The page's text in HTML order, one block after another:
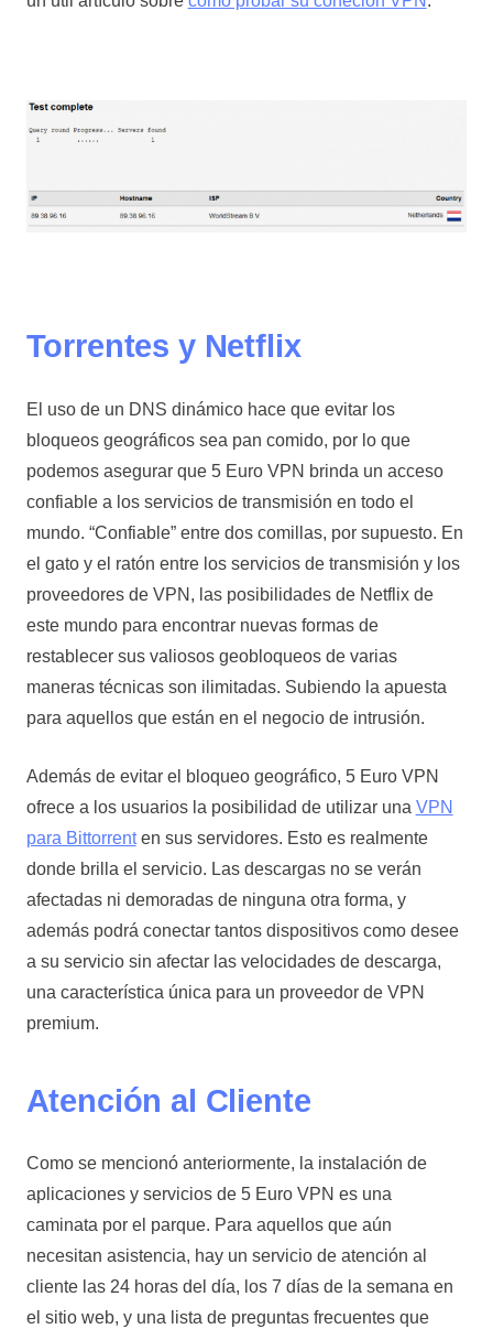
Torrentes y Netflix
El uso de un DNS dinámico hace que evitar los
bloqueos geográficos sea pan comido, por lo que
podemos asegurar que 5 Euro VPN brinda un acceso
confiable a los servicios de transmisión en todo el
mundo. “Confiable” entre dos comillas, por supuesto. En
el gato y el ratón entre los servicios de transmisión y los
proveedores de VPN, las posibilidades de Netflix de
este mundo para encontrar nuevas formas de
restablecer sus valiosos geobloqueos de varias
maneras técnicas son ilimitadas. Subiendo la apuesta
para aquellos que están en el negocio de intrusión.
Además de evitar el bloqueo geográfico, 5 Euro VPN
ofrece a los usuarios la posibilidad de utilizar una VPN
para Bittorrenten sus servidores. Esto es realmente
donde brilla el servicio. Las descargas no se verán
afectadas ni demoradas de ninguna otra forma, y
además podrá conectar tantos dispositivos como desee
a su servicio sin afectar las velocidades de descarga,
una característica única para un proveedor de VPN
premium.
Atención al Cliente
Como se mencionó anteriormente, la instalación de
aplicaciones y servicios de 5 Euro VPN es una
caminata por el parque. Para aquellos que aún
necesitan asistencia, hay un servicio de atención al
cliente las 24 horas del día, los 7 días de la semana en
el sitio web, y una lista de preguntas frecuentes que